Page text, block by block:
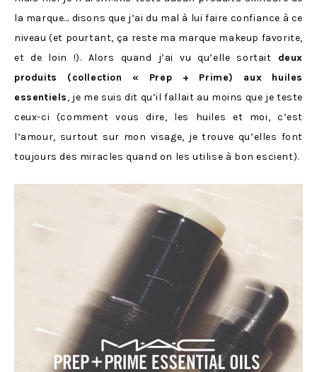
la marque… disons que j’ai du mal à lui faire confiance à ce
niveau (et pourtant, ça reste ma marque makeup favorite,
et de loin !). Alors quand j’ai vu qu’elle sortait deux
produits (collection « Prep + Prime) aux huiles
essentiels, je me suis dit qu’il fallait au moins que je teste
ceux-ci (comment vous dire, les huiles et moi, c’est
l’amour, surtout sur mon visage, je trouve qu’elles font
toujours des miracles quand on les utilise à bon escient).